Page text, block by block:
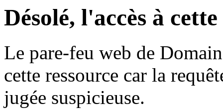
Désolé, l'accès à
Le pare-feu web de
cette ressource car la
jugée suspicieuse.